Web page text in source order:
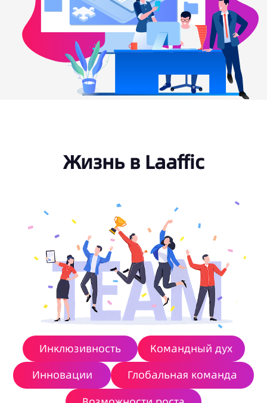
Жизнь в Laaffic
Инклюзивность
Командный дух
Инновации
Глобальная команда